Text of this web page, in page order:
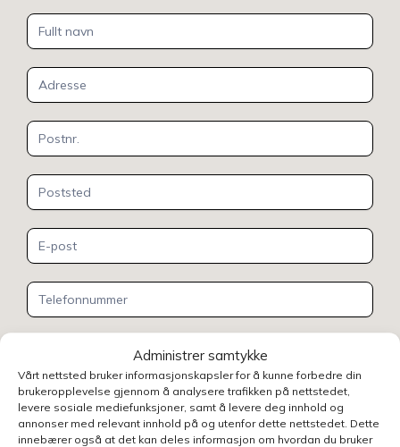
Administrer samtykke
Vårt nettsted bruker informasjonskapsler for å kunne forbedre din
brukeropplevelse gjennom å analysere trafikken på nettstedet,
levere sosiale mediefunksjoner, samt å levere deg innhold og
annonser med relevant innhold på og utenfor dette nettstedet. Dette
innebærer også at det kan deles informasjon om hvordan du bruker
Kontakt
oss
Henvendelsen gjelder